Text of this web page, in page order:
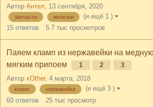
Автор Антел, 13 сентября, 2020
запчасти железки
(и ещё 1 )
15 ответов 5.7 тыс просмотров
Паяем кламп из нержавейки на
мягким припоем
1 2
3
Автор xOther, 4 марта, 2018
кламп нержавейка
(и ещё 3 )
60 ответов 25 тыс просмотр